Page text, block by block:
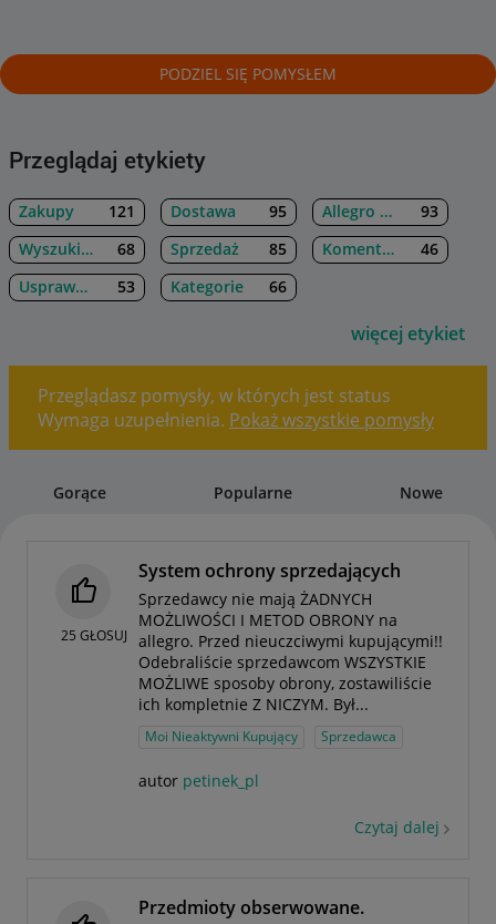
Przeglądaj etykiety
Zakupy 121 Dostawa 95 Allegro Lokalnie
93
Wyszukiwanie
68 Sprzedaż 85 Komentarze
46
Usprawnienia na Allegro
53 Kategorie 66
więcej etykiet
PODZIEL SIĘ POMYSŁEM
Przeglądasz pomysły, w których jest status
Wymaga uzupełnienia. Pokaż wszystkie pomysły
Gorące Popularne Nowe
25 GŁOSUJ
System ochrony sprzedających
Sprzedawcy nie mają ŻADNYCH
MOŻLIWOŚCI I METOD OBRONY na
allegro. Przed nieuczciwymi kupującymi!!
Odebraliście sprzedawcom WSZYSTKIE
MOŻLIWE sposoby obrony, zostawiliście
ich kompletnie Z NICZYM. Był...
Moi Nieaktywni Kupujący Sprzedawca
autor petinek_pl
Czytaj dalej
Przedmioty obserwowane.